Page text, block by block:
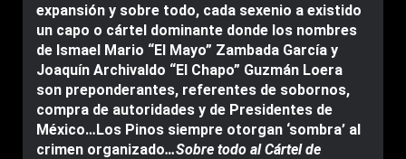
expansión y sobre todo, cada sexenio a existido
un capo o cártel dominante donde los nombres
de Ismael Mario “El Mayo” Zambada García y
Joaquín Archivaldo “El Chapo” Guzmán Loera
son preponderantes, referentes de sobornos,
compra de autoridades y de Presidentes de
México…Los Pinos siempre otorgan ‘sombra’ al
crimen organizado…Sobre todo al Cártel de